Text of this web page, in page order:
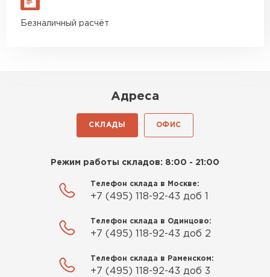
Безналичный расчёт
Адреса
СКЛАДЫ ОФИС
Режим работы складов: 8:00 - 21:00
Телефон склада в Москве:
+7 (495) 118-92-43 доб 1
Телефон склада в Одинцово:
+7 (495) 118-92-43 доб 2
Телефон склада в Раменском:
+7 (495) 118-92-43 доб 3